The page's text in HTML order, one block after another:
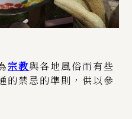
宗教與各地風俗而有些
的禁忌的準則，供以參